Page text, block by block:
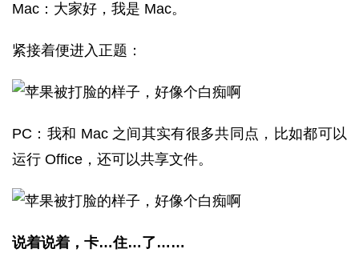
Mac：大家好，我是 Mac。
紧接着便进入正题：
PC：我和 Mac 之间其实有很多共同点，比如都可以
运行 Office，还可以共享文件。
说着说着，卡…住…了……